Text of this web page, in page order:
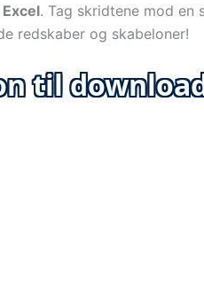
. Tag skridtene mod en
redskaber og skabeloner!
til